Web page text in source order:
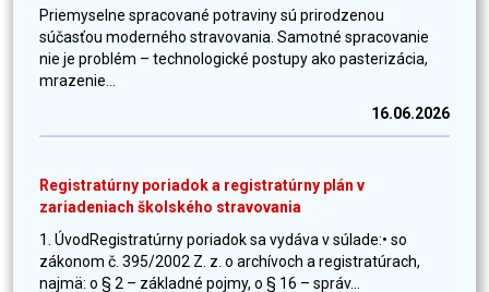
Priemyselne spracované potraviny sú prirodzenou
súčasťou moderného stravovania. Samotné spracovanie
nie je problém – technologické postupy ako pasterizácia,
mrazenie...
16.06.2026
Registratúrny poriadok a registratúrny plán v
zariadeniach školského stravovania
1. ÚvodRegistratúrny poriadok sa vydáva v súlade:• so
zákonom č. 395/2002 Z. z. o archívoch a registratúrach,
najmä: o § 2 – základné pojmy, o § 16 – správ...